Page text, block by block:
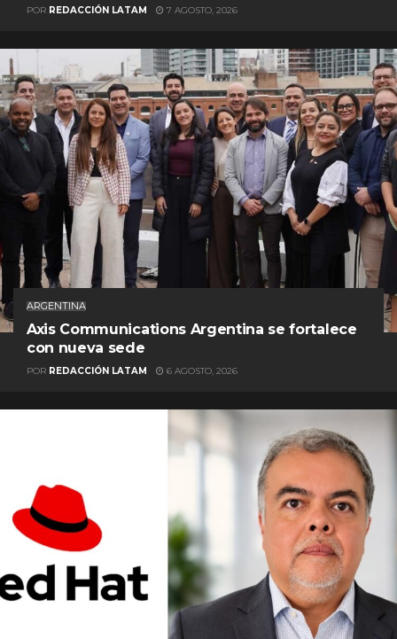
POR REDACCIÓN LATAM 7 AGOSTO, 2026
ARGENTINA
Axis Communications Argentina se fortalece
con nueva sede
POR REDACCIÓN LATAM 6 AGOSTO, 2026